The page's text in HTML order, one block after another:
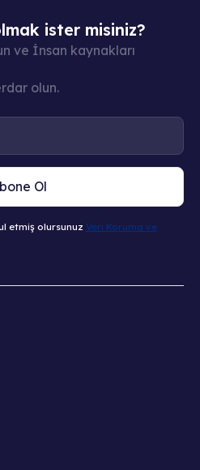
ister misiniz?
ve İnsan kaynakları
olun.
Ol
etmiş olursunuz Veri Koruma ve